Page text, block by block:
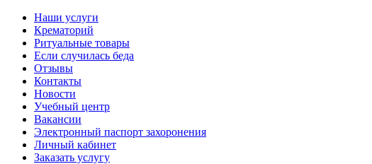
Наши услуги
Крематорий
Ритуальные товары
Если случилась беда
Отзывы
Контакты
Новости
Учебный центр
Вакансии
Электронный паспорт захоронения
Личный кабинет
Заказать услугу